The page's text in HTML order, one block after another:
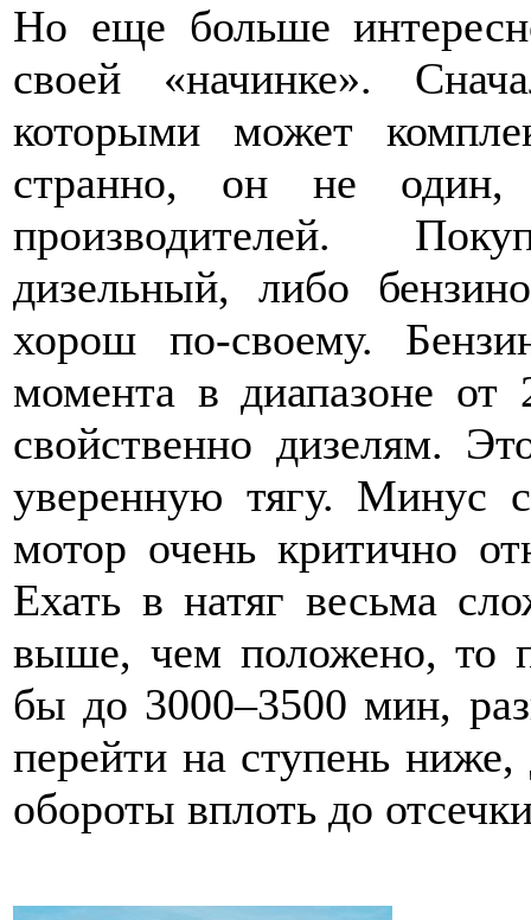
Но еще больше
своей «начинке».
которыми может
странно, он не один,
производителей.
дизельный, либо
хорош по-своему.
момента в диапазоне
свойственно дизелям.
уверенную тягу. Минус
мотор очень критично
Ехать в натяг весьма
выше, чем положено, то
бы до 3000–3500 мин,
перейти на ступень ниже,
обороты вплоть до